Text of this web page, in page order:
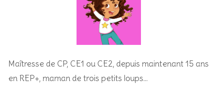
Maîtresse de CP, CE1 ou CE2, depuis maintenant 15 ans
en REP+, maman de trois petits loups…